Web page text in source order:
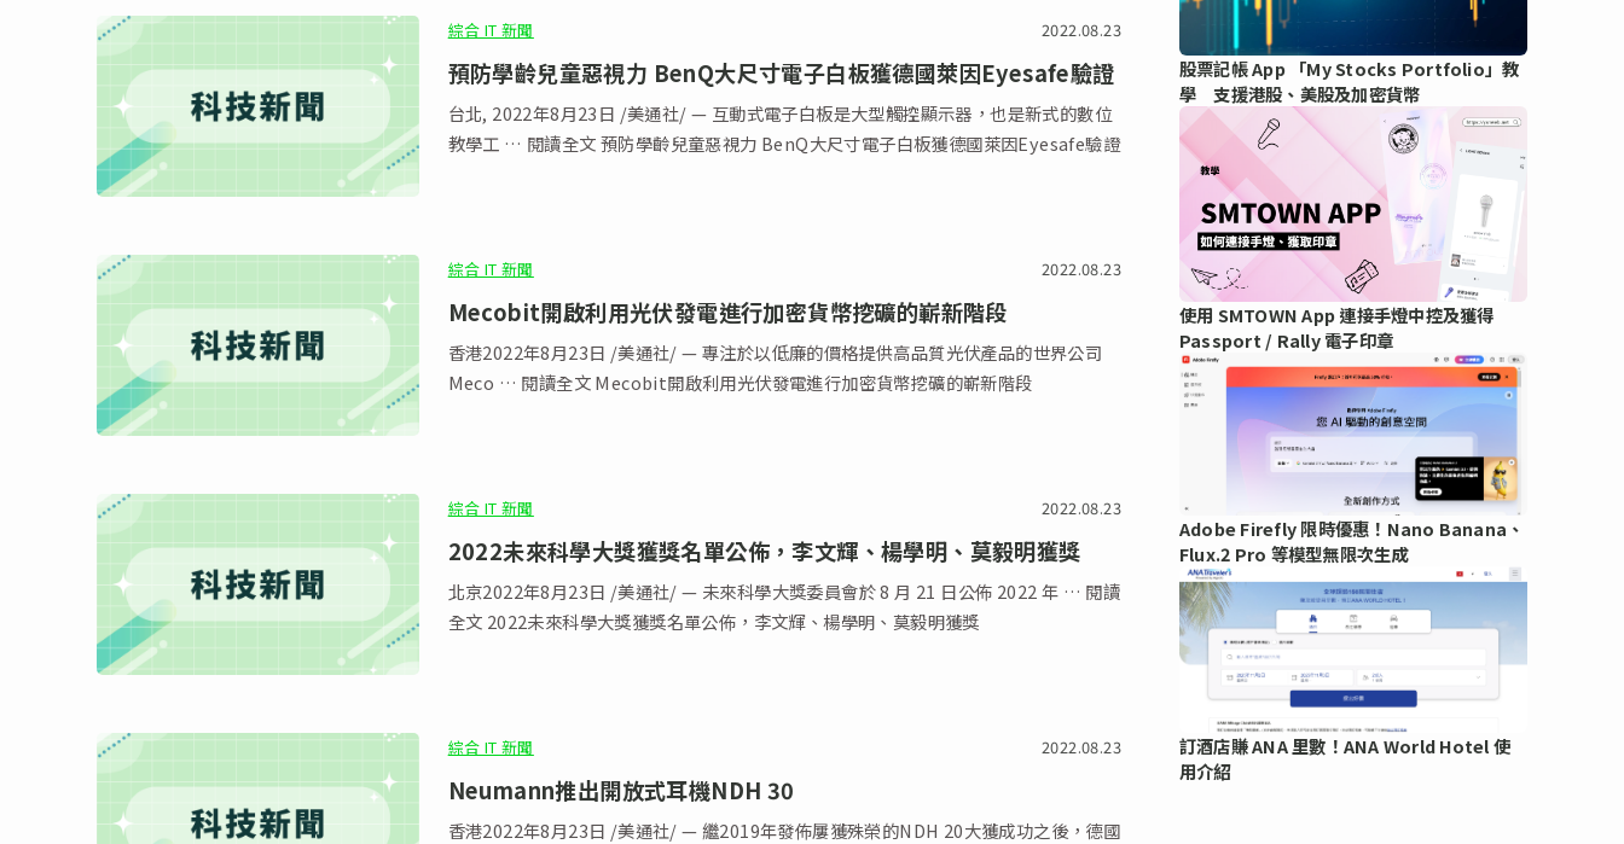
綜合 IT 新聞 2022.08.23
預防學齡兒童惡視力 BenQ大尺寸電子白板獲德國萊因Eyesafe驗證
台北, 2022年8月23日 /美通社/ — 互動式電子白板是大型觸控顯示器，也是新式的數位
教學工 … 閱讀全文 預防學齡兒童惡視力 BenQ大尺寸電子白板獲德國萊因Eyesafe驗證
綜合 IT 新聞 2022.08.23
Mecobit開啟利用光伏發電進行加密貨幣挖礦的嶄新階段
香港2022年8月23日 /美通社/ — 專注於以低廉的價格提供高品質光伏產品的世界公司
Meco … 閱讀全文 Mecobit開啟利用光伏發電進行加密貨幣挖礦的嶄新階段
綜合 IT 新聞 2022.08.23
2022未來科學大獎獲獎名單公佈，李文輝、楊學明、莫毅明獲獎
北京2022年8月23日 /美通社/ — 未來科學大獎委員會於 8 月 21 日公佈 2022 年 … 閱讀
全文 2022未來科學大獎獲獎名單公佈，李文輝、楊學明、莫毅明獲獎
綜合 IT 新聞 2022.08.23
Neumann推出開放式耳機NDH 30
香港2022年8月23日 /美通社/ — 繼2019年發佈屢獲殊榮的NDH 20大獲成功之後，德國
股票記帳 App 「My Stocks Portfolio」教
學 支援港股、美股及加密貨幣
使用 SMTOWN App 連接手燈中控及獲得
Passport / Rally 電子印章
Adobe Firefly 限時優惠！Nano Banana、
Flux.2 Pro 等模型無限次生成
訂酒店賺 ANA 里數！ANA World Hotel 使
用介紹